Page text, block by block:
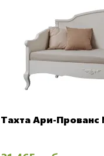
Тахта Ари-Прованс